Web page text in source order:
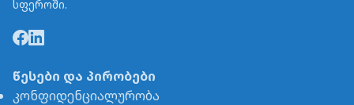
სფეროში.
წესები და პირობები
კონფიდენციალურობა